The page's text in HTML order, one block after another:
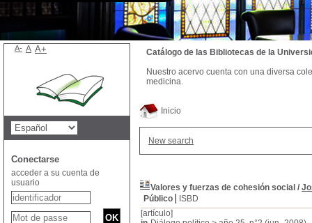
Inicio
New search
Valores y fuerzas de cohesión social /
Público
ISBD
[artículo]
Catálogo de las Bibliotecas de la
Nuestro acervo cuenta con una diversa
medicina.
A- A A+
Conectarse
acceder a su cuenta de
usuario